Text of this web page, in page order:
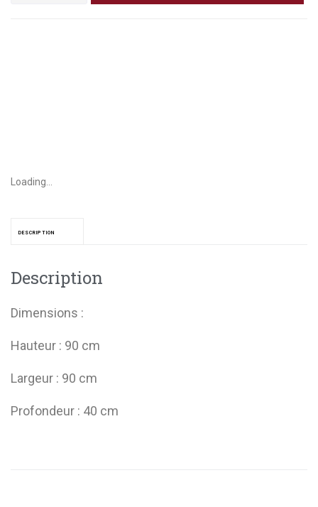
Loading...
DESCRIPTION
Description
Dimensions :
Hauteur : 90 cm
Largeur : 90 cm
Profondeur : 40 cm